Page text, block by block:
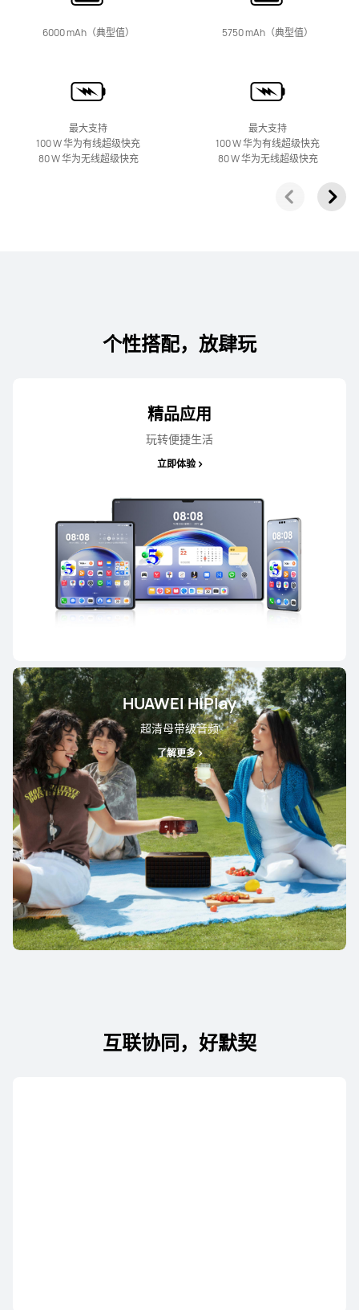
HUAWEI nova 15 Ultra
HUAWEI nova 15 Pro
HUAWEI nova 14 Ultra
了解更多 购买
HUAWEI nova 14 活⁠力⁠版
了解更多 购买
HUAWEI nova 14 Pro
了解更多
HUAWEI nova 14
6000 mAh（典型值）
最大支持
100 W 华为有线超级快充
80 W 华为无线超级快充
5750 mAh（典型值）
最大支持
100 W 华为有线超级快充
80 W 华为无线超级快充
个性搭配，放肆玩
精品应用
玩转便捷生活
立即体验
HUAWEI HiPlay
超清母带级音频
了解更多
互联协同，好默契